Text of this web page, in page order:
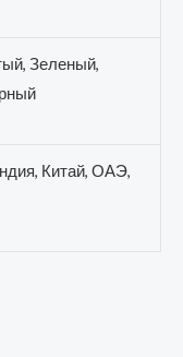
Зеленый,
Китай, ОАЭ,